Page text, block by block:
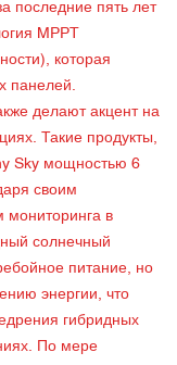
последние пять лет
MPPT
которая
панелей.
делают акцент на
Такие продукты,
Sky мощностью 6
своим
мониторинга в
солнечный
питание, но
энергии, что
гибридных
По мере